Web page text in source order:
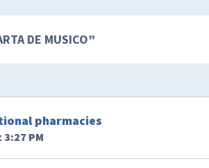
DE MUSICO”
pharmacies
PM